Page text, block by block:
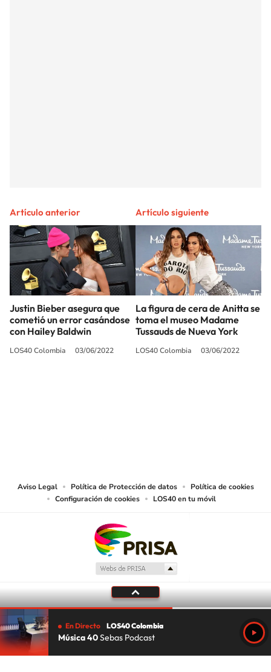
Artículo anterior
Justin Bieber asegura que
cometió un error casándose
con Hailey Baldwin
LOS40 Colombia 03/06/2022
Artículo siguiente
La figura de cera de Anitta se
toma el museo Madame
Tussauds de Nueva York
LOS40 Colombia 03/06/2022
Aviso Legal Política de Protección de datos
Política de cookies
Configuración de cookies
LOS40 en tu móvil
En Directo LOS40 Colombia
Música 40Sebas Podcast